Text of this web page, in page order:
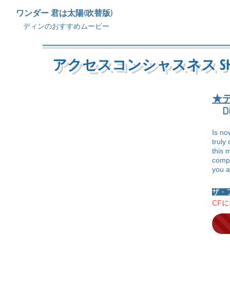
ワンダー 君は太陽(吹替版)
ディンのおすすめムービー
アクセスコンシャスネス
★
Is
truly
this
you
ザ・
CF​